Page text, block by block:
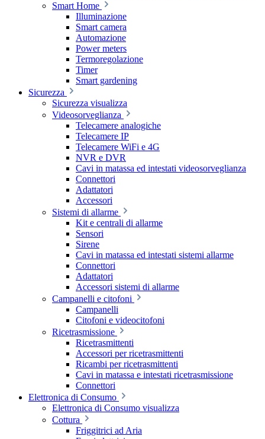
Smart Home
Illuminazione
Smart camera
Automazione
Power meters
Termoregolazione
Timer
Smart gardening
Sicurezza
Sicurezza visualizza
Videosorveglianza
Telecamere analogiche
Telecamere IP
Telecamere WiFi e 4G
NVR e DVR
Cavi in matassa ed intestati videosorveglianza
Connettori
Adattatori
Accessori
Sistemi di allarme
Kit e centrali di allarme
Sensori
Sirene
Cavi in matassa ed intestati sistemi allarme
Connettori
Adattatori
Accessori sistemi di allarme
Campanelli e citofoni
Campanelli
Citofoni e videocitofoni
Ricetrasmissione
Ricetrasmittenti
Accessori per ricetrasmittenti
Ricambi per ricetrasmittenti
Cavi in matassa e intestati ricetrasmissione
Connettori
Elettronica di Consumo
Elettronica di Consumo visualizza
Cottura
Friggitrici ad Aria